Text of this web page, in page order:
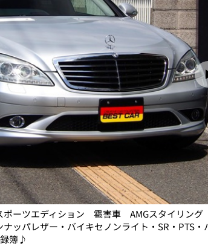
ーツエディション 雹害車 AMGスタイリング
ッパレザー・バイキセノンライト・SR・PTS・
簿♪